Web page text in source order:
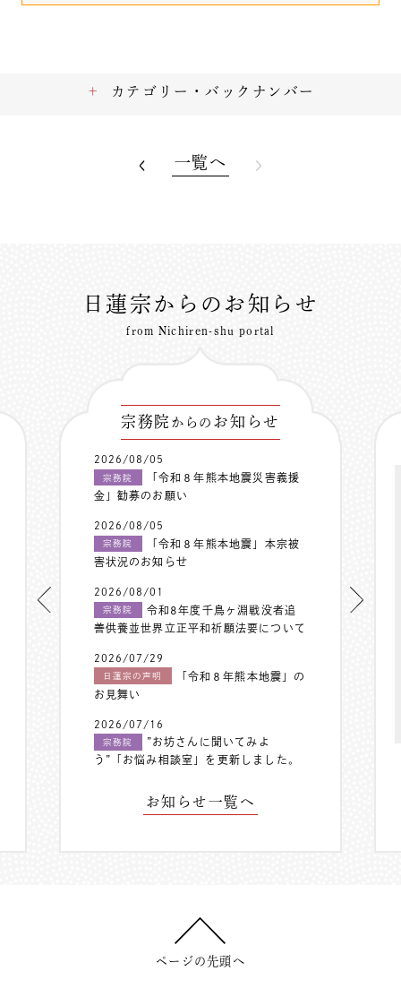
カテゴリー・バックナンバー
一覧へ
日蓮宗からのお知らせ
from Nichiren-shu portal
宗務院 からの お知らせ
2026/08/05
宗務院
「令和８年熊本地震災害義援
金」勧募のお願い
2026/08/05
宗務院
「令和８年熊本地震」本宗被
害状況のお知らせ
2026/08/01
宗務院
令和8年度千鳥ヶ淵戦没者追
善供養並世界立正平和祈願法要について
2026/07/29
日蓮宗の声明
「令和８年熊本地震」の
お見舞い
2026/07/16
宗務院
”お坊さんに聞いてみよ
う”「お悩み相談室」を更新しました。
お知らせ一覧へ
ページの先頭へ